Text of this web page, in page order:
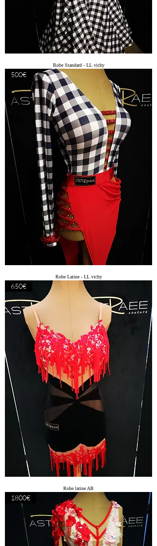
Robe Standard - LL vichy
500€
Robe Latine - LL vichy
650€
Robe latine AB
1800€